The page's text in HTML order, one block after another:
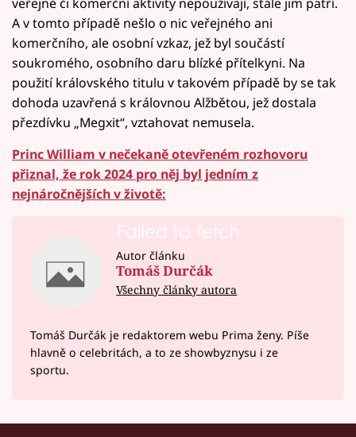
A v tomto případě nešlo o nic veřejného ani
komerčního, ale osobní vzkaz, jež byl součástí
soukromého, osobního daru blízké přítelkyni. Na
použití královského titulu v takovém případě by se tak
dohoda uzavřená s královnou Alžbětou, jež dostala
přezdívku „Megxit“, vztahovat nemusela.
Princ William v nečekaně otevřeném rozhovoru
přiznal, že rok 2024 pro něj byl jedním z
nejnáročnějších v životě:
Failed to fetch
Autor článku
Tomáš Durčák
Všechny články autora
Tomáš Durčák je redaktorem webu Prima ženy. Píše
hlavně o celebritách, a to ze showbyznysu i ze
sportu.